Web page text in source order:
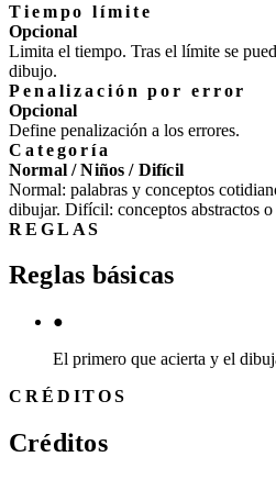
Tiempo límite
Opcional
Limita el tiempo. Tras el límite se
dibujo.
Penalización por error
Opcional
Define penalización a los errores.
Categoría
Normal / Niños / Difícil
Normal: palabras y conceptos
dibujar. Difícil: conceptos abstractos o
REGLAS
Reglas básicas
●
El primero que acierta y el
CRÉDITOS
Créditos